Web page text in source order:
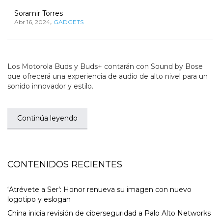
Soramir Torres
Abr 16, 2024, GADGETS
Los Motorola Buds y Buds+ contarán con Sound by Bose
que ofrecerá una experiencia de audio de alto nivel para un
sonido innovador y estilo.
Continúa leyendo
CONTENIDOS RECIENTES
‘Atrévete a Ser’: Honor renueva su imagen con nuevo
logotipo y eslogan
China inicia revisión de ciberseguridad a Palo Alto Networks